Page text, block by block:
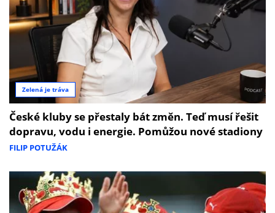
Zelená je tráva
České kluby se přestaly bát změn. Teď musí řešit
dopravu, vodu i energie. Pomůžou nové stadiony
FILIP POTUŽÁK